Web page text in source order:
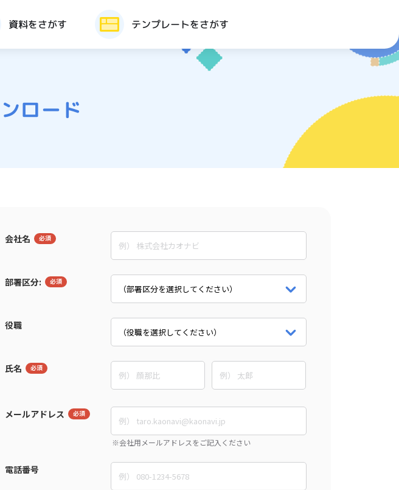
資料をさがす テンプレートをさがす
ロード
会社名
部署区分:
役職
氏名
メールアドレス
電話番号